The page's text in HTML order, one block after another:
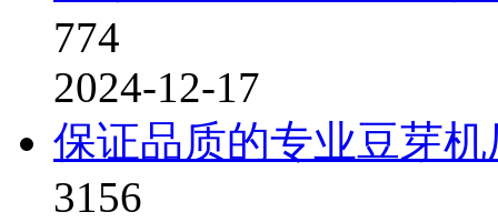
774
2024-12-17
保证品质的专业豆芽机
3156